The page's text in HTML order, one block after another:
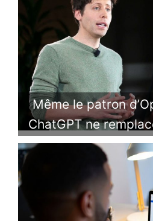
Même le patron
ChatGPT ne